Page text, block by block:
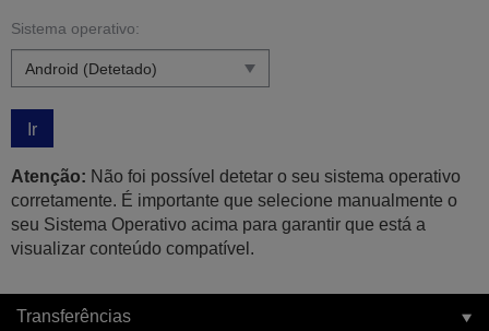
Sistema operativo:
Ir
Atenção: Não foi possível detetar o seu sistema operativo
corretamente. É importante que selecione manualmente o
seu Sistema Operativo acima para garantir que está a
visualizar conteúdo compatível.
Transferências